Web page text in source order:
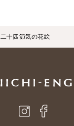
二十四節気の花絵